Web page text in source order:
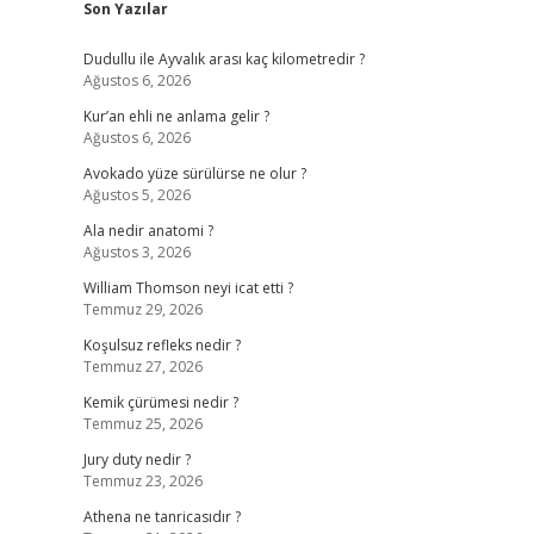
Son Yazılar
Dudullu ile Ayvalık arası kaç kilometredir ?
Ağustos 6, 2026
Kur’an ehli ne anlama gelir ?
Ağustos 6, 2026
Avokado yüze sürülürse ne olur ?
Ağustos 5, 2026
Ala nedir anatomi ?
Ağustos 3, 2026
William Thomson neyi icat etti ?
Temmuz 29, 2026
Koşulsuz refleks nedir ?
Temmuz 27, 2026
Kemik çürümesi nedir ?
Temmuz 25, 2026
Jury duty nedir ?
Temmuz 23, 2026
Athena ne tanricasıdır ?